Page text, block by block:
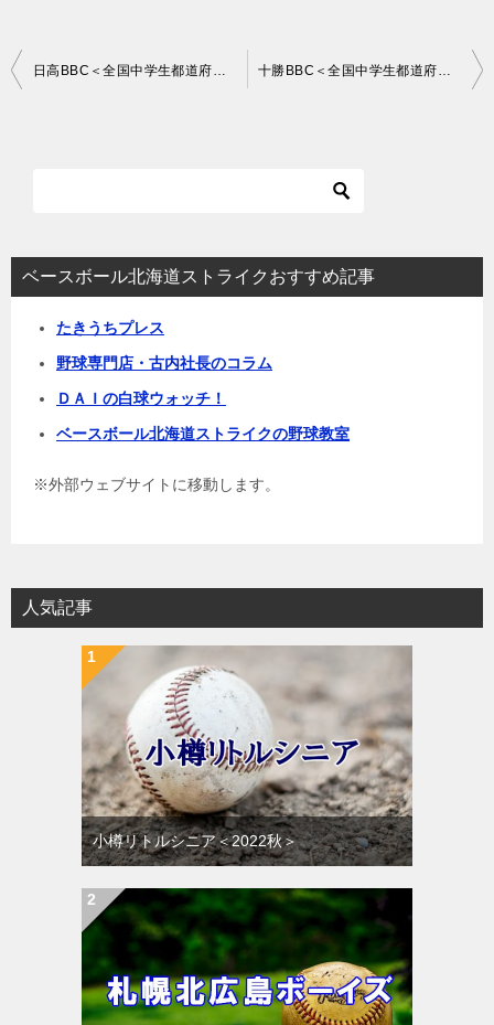
投
シ
ベースボール北海道ストライクおすすめ記事
たきうちプレス
野球専門店・古内社長のコラム
ＤＡＩの白球ウォッチ！
ベースボール北海道ストライクの野球教室
※外部ウェブサイトに移動します。
人気記事
小樽リトルシニア＜2022秋＞